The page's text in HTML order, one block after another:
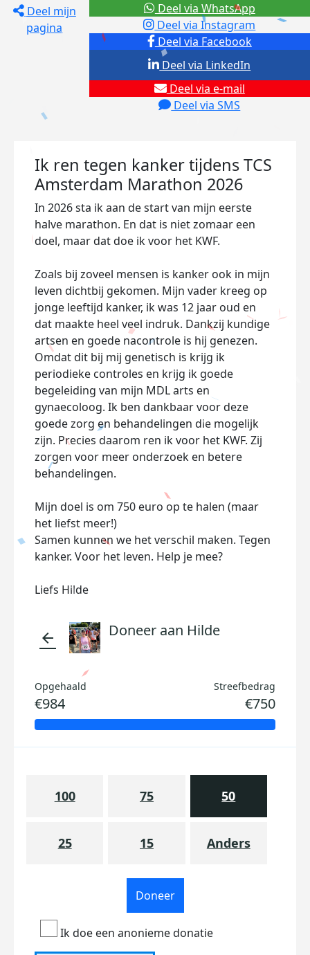
Deel mijn
pagina
Deel via Facebook
Deel via Instagram
Deel via e-mail
Deel via SMS
Deel via LinkedIn
Deel via WhatsApp
Ik ren tegen kanker tijdens TCS
Amsterdam Marathon 2026
In 2026 sta ik aan de start van mijn eerste
halve marathon. En dat is niet zomaar een
doel, maar dat doe ik voor het KWF.
Zoals bij zoveel mensen is kanker ook in mijn
leven dichtbij gekomen. Mijn vader kreeg op
jonge leeftijd kanker, ik was 12 jaar oud en
dat maakte heel veel indruk. Dankzij kundige
artsen en goede nacontrole is hij genezen.
Omdat dit bij mij genetisch is krijg ik
periodieke controles en krijg ik goede
begeleiding van mijn MDL arts en
gynaecoloog. Ik ben dankbaar voor deze
goede zorg en behandelingen die mogelijk
zijn. Precies daarom ren ik voor het KWF. Zij
zorgen voor meer onderzoek en betere
behandelingen.
Mijn doel is om 750 euro op te halen (maar
het liefst meer!)
Samen kunnen we het verschil maken. Tegen
kanker. Voor het leven. Help je mee?
Liefs Hilde
arrow_back Doneer aan Hilde
Opgehaald
€984
Streefbedrag
€750
100 75 50
25 15 Anders
Doneer
Ik doe een anonieme donatie